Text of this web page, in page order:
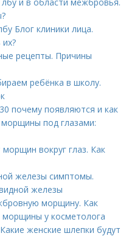
Блог клиники лица.
рецепты. Причины
ребёнка в школу.
почему появляются и как
под глазами:
вокруг глаз. Как
железы симптомы.
железы
морщину. Как
у косметолога
женские шлепки будут